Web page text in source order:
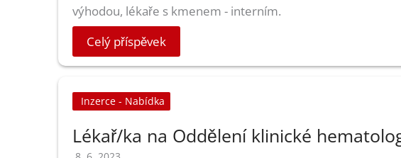
výhodou, lékaře s kmenem - interním.
Celý příspěvek
Inzerce - Nabídka
Lékař/ka na Oddělení klinické